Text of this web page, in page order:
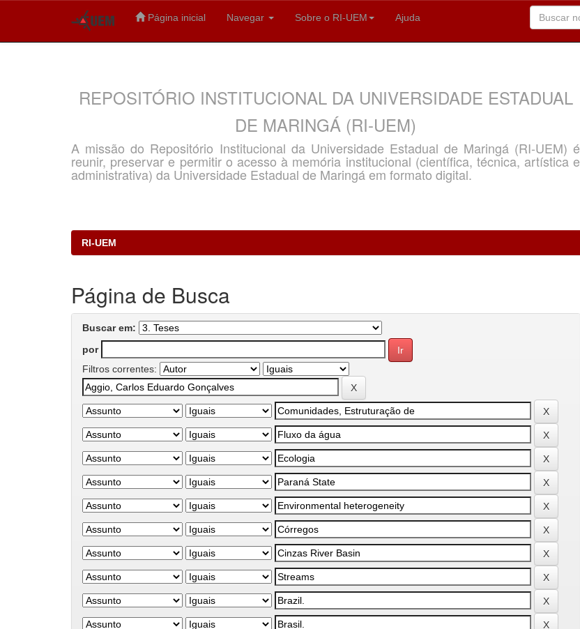
Página inicial Navegar Sobre o RI-UEM Ajuda
REPOSITÓRIO INSTITUCIONAL DA UNIVERSIDADE ESTADUAL
DE MARINGÁ (RI-UEM)
A missão do Repositório Institucional da Universidade Estadual de Maringá (RI-UEM) é
reunir, preservar e permitir o acesso à memória institucional (científica, técnica, artística e
administrativa) da Universidade Estadual de Maringá em formato digital.
RI-UEM
Página de Busca
Buscar em:
por
Filtros correntes: